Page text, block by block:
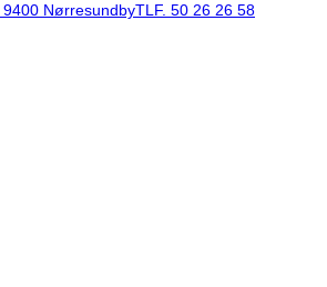
NørresundbyTLF. 50 26 26 58